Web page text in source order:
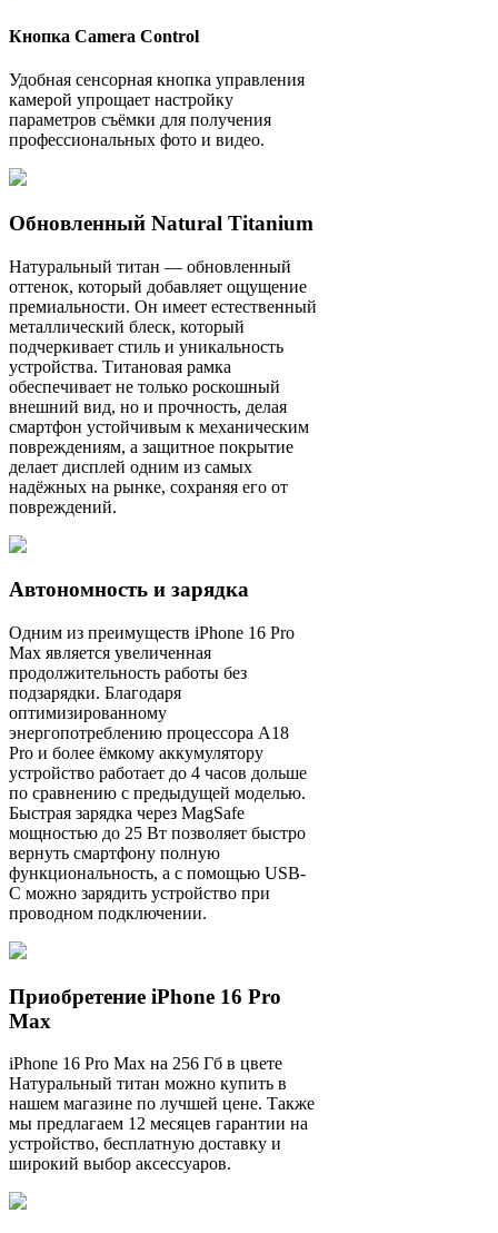
Кнопка Camera Control
Удобная сенсорная кнопка управления
камерой упрощает настройку
параметров съёмки для получения
профессиональных фото и видео.
Обновленный Natural Titanium
Натуральный титан — обновленный
оттенок, который добавляет ощущение
премиальности. Он имеет естественный
металлический блеск, который
подчеркивает стиль и уникальность
устройства. Титановая рамка
обеспечивает не только роскошный
внешний вид, но и прочность, делая
смартфон устойчивым к механическим
повреждениям, а защитное покрытие
делает дисплей одним из самых
надёжных на рынке, сохраняя его от
повреждений.
Автономность и зарядка
Одним из преимуществ iPhone 16 Pro
Max является увеличенная
продолжительность работы без
подзарядки. Благодаря
оптимизированному
энергопотреблению процессора A18
Pro и более ёмкому аккумулятору
устройство работает до 4 часов дольше
по сравнению с предыдущей моделью.
Быстрая зарядка через MagSafe
мощностью до 25 Вт позволяет быстро
вернуть смартфону полную
функциональность, а с помощью USB-
C можно зарядить устройство при
проводном подключении.
Приобретение iPhone 16 Pro
Max
iPhone 16 Pro Max на 256 Гб в цвете
Натуральный титан можно купить в
нашем магазине по лучшей цене. Также
мы предлагаем 12 месяцев гарантии на
устройство, бесплатную доставку и
широкий выбор аксессуаров.